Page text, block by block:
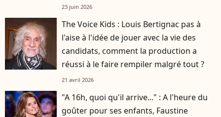
23 juin 2026
The Voice Kids : Louis Bertignac pas à
l'aise à l'idée de jouer avec la vie des
candidats, comment la production a
réussi à le faire rempiler malgré tout ?
21 avril 2026
"A 16h, quoi qu'il arrive..." : A l'heure du
goûter pour ses enfants, Faustine